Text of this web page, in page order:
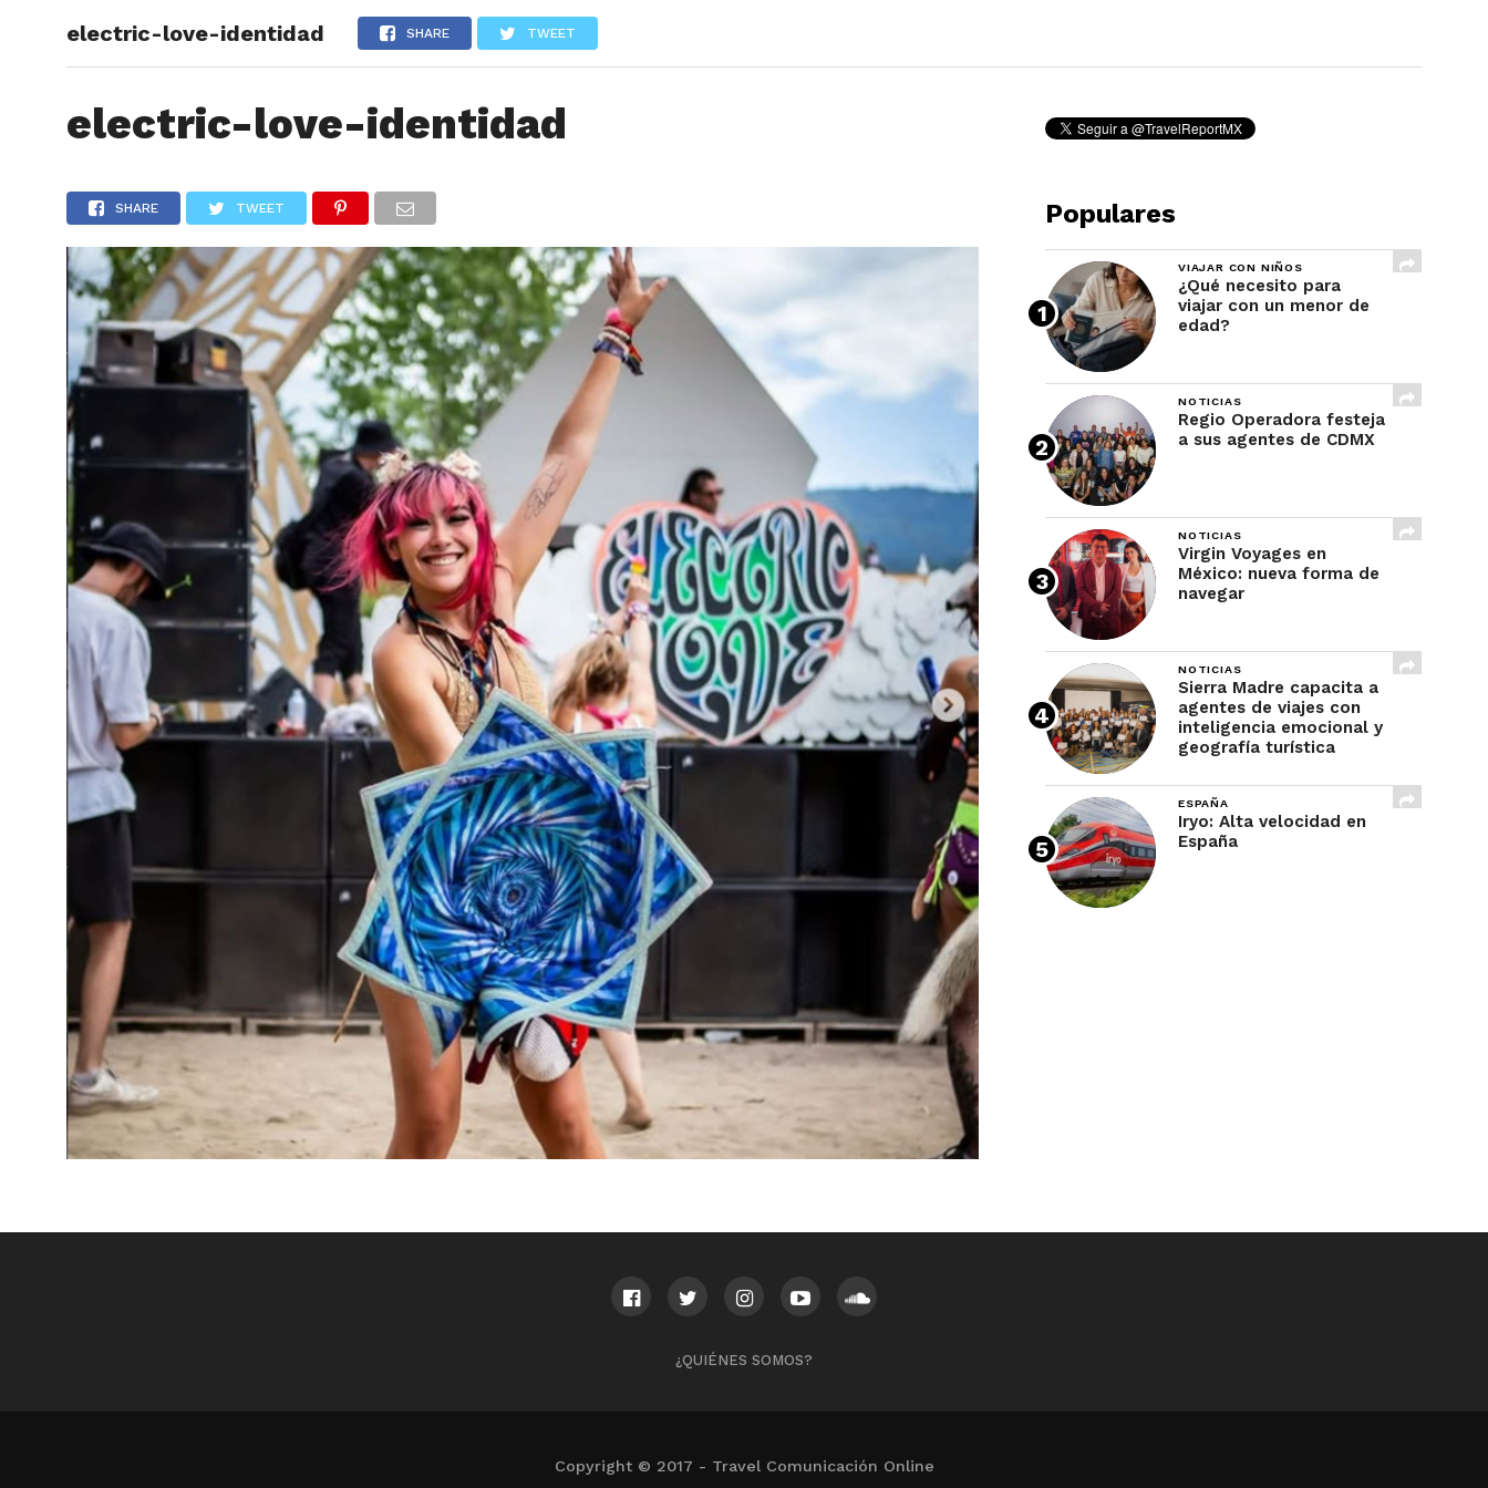
ARTÍCULOS REVIEWS
electric-love-identidad SHARE TWEET
electric-love-identidad
SHARE TWEET Populares
VIAJAR CON NIÑOS
¿Qué necesito para
viajar con un menor de
edad?
NOTICIAS
Regio Operadora festeja
a sus agentes de CDMX
NOTICIAS
Virgin Voyages en
México: nueva forma de
navegar
NOTICIAS
Sierra Madre capacita a
agentes de viajes con
inteligencia emocional y
geografía turística
ESPAÑA
Iryo: Alta velocidad en
España
¿QUIÉNES SOMOS?
Copyright © 2017 - Travel Comunicación Online